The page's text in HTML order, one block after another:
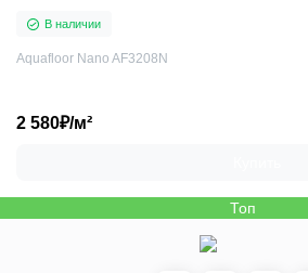
В наличии
Aquafloor Nano AF3208N
2 580₽/м²
Топ